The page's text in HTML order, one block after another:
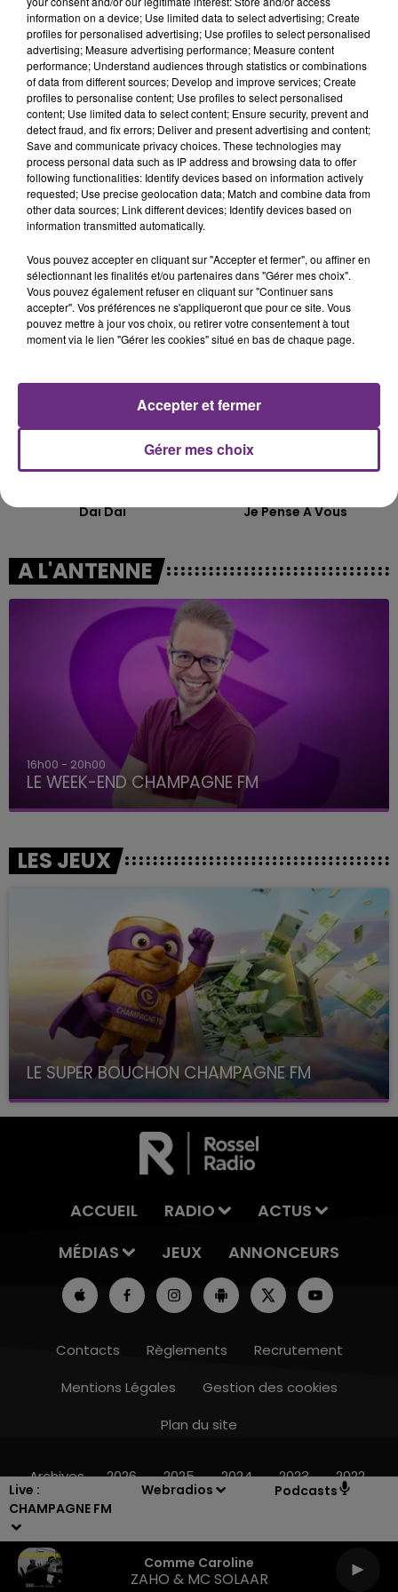
Live :
CHAMPAGNE FM
Webradios Podcasts
Comme Caroline
ZAHO & MC SOLAAR
7h00 - 12h00
fermer ses portes.
TITRES DIFFUSÉS
10h07
10h07
ZAHO & MC SOLAAR
Comme Caroline
10h04
10h04
NIRVANA
Come As You Are
10h00
10h00
Dai Dai
9h57
9h57
Je Pense A Vous
A L'ANTENNE
7h00 - 12h00
LE WEEK-END CHAMPAGNE FM
LES JEUX
LE SUPER BOUCHON CHAMPAGNE FM
avec La Famille Champagne FM, à 8H10
ACCUEIL RADIO
ACTUS
MÉDIAS
JEUX ANNONCEURS
Contacts Règlements
Recrutement
Mentions Légales
Gestion des cookies
Plan du site
Archives 2026 2025 2024 2023 2022
information on a device; Use limited data to select advertising; Create
profiles for personalised advertising; Use profiles to select personalised
advertising; Measure advertising performance; Measure content
performance; Understand audiences through statistics or combinations
of data from different sources; Develop and improve services; Create
profiles to personalise content; Use profiles to select personalised
content; Use limited data to select content; Ensure security, prevent and
detect fraud, and fix errors; Deliver and present advertising and content;
Save and communicate privacy choices. These technologies may
process personal data such as IP address and browsing data to offer
following functionalities: Identify devices based on information actively
requested; Use precise geolocation data; Match and combine data from
other data sources; Link different devices; Identify devices based on
information transmitted automatically.
Vous pouvez accepter en cliquant sur "Accepter et fermer", ou affiner en
sélectionnant les finalités et/ou partenaires dans "Gérer mes choix".
Vous pouvez également refuser en cliquant sur "Continuer sans
accepter". Vos préférences ne s'appliqueront que pour ce site. Vous
pouvez mettre à jour vos choix, ou retirer votre consentement à tout
moment via le lien "Gérer les cookies" situé en bas de chaque page.
Gérer mes choix
Accepter et fermer